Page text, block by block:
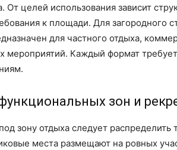
От целей использования зависит
к площади. Для загородного
для частного отдыха,
мероприятий. Каждый формат
зон и
зону отдыха следует
места размещают на ровных